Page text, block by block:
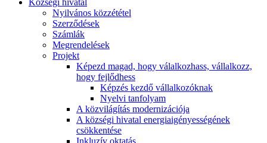
Községi hivatal
Nyilvános közzététel
Szerződések
Számlák
Megrendelések
Projekt
Képezd magad, hogy válalkozhass, vállalkozz,
hogy fejlődhess
Képzés kezdő vállalkozóknak
Nyelvi tanfolyam
A közvilágítás modernizációja
A községi hivatal energiaigényességének
csökkentése
Inkluzív oktatás